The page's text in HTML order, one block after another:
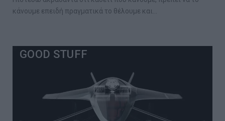
κάνουμε επειδή πραγματικά το θέλουμε και…
GOOD STUFF